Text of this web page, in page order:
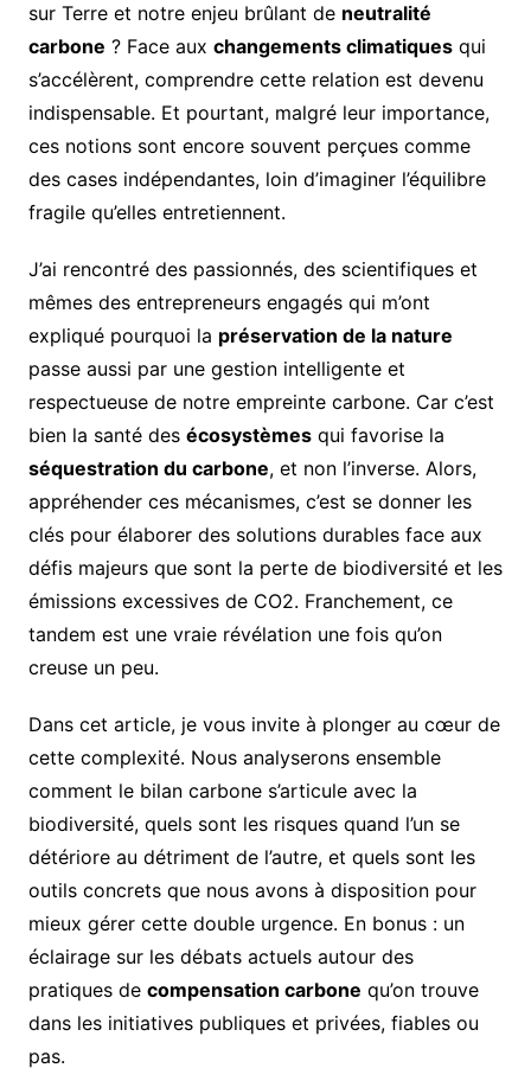
sur Terre et notre enjeu brûlant de neutralité
carbone ? Face aux changements climatiquesqui
s’accélèrent, comprendre cette relation est devenu
indispensable. Et pourtant, malgré leur importance,
ces notions sont encore souvent perçues comme
des cases indépendantes, loin d’imaginer l’équilibre
fragile qu’elles entretiennent.
J’ai rencontré des passionnés, des scientifiques et
mêmes des entrepreneurs engagés qui m’ont
expliqué pourquoi la préservation de la nature
passe aussi par une gestion intelligente et
respectueuse de notre empreinte carbone. Car c’est
bien la santé des écosystèmesqui favorise la
séquestration du carbone, et non l’inverse. Alors,
appréhender ces mécanismes, c’est se donner les
clés pour élaborer des solutions durables face aux
défis majeurs que sont la perte de biodiversité et les
émissions excessives de CO2. Franchement, ce
tandem est une vraie révélation une fois qu’on
creuse un peu.
Dans cet article, je vous invite à plonger au cœur de
cette complexité. Nous analyserons ensemble
comment le bilan carbone s’articule avec la
biodiversité, quels sont les risques quand l’un se
détériore au détriment de l’autre, et quels sont les
outils concrets que nous avons à disposition pour
mieux gérer cette double urgence. En bonus : un
éclairage sur les débats actuels autour des
pratiques de compensation carbone qu’on trouve
dans les initiatives publiques et privées, fiables ou
pas.